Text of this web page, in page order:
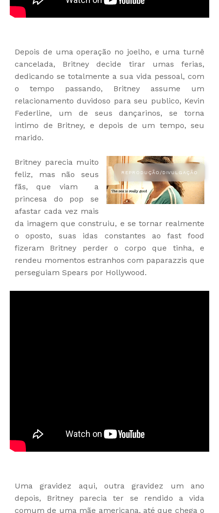
Depois de uma operação no joelho, e uma turnê
cancelada, Britney decide tirar umas ferias,
dedicando se totalmente a sua vida pessoal, com
o tempo passando, Britney assume um
relacionamento duvidoso para seu publico, Kevin
Federline, um de seus dançarinos, se torna
intimo de Britney, e depois de um tempo, seu
marido.
Britney parecia muito
feliz, mas não seus
fãs, que viam a
princesa do pop se
afastar cada vez mais
da imagem que construiu, e se tornar realmente
o oposto, suas idas constantes ao fast food
fizeram Britney perder o corpo que tinha, e
rendeu momentos estranhos com paparazzis que
perseguiam Spears por Hollywood.
Uma gravidez aqui, outra gravidez um ano
depois, Britney parecia ter se rendido a vida
comum de uma mãe americana, até que chega o